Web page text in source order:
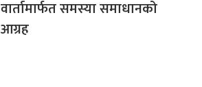
वार्तामार्फत समस्या समाधानको
आग्रह